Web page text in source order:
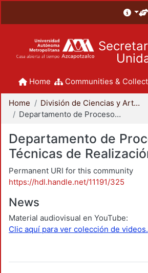
Home Communities &
Home
División de Ciencias y Artes para el Diseño
Departamento de Procesos y Técnicas de Realización
Departamento de
Técnicas de
Permanent URI for this community
https://hdl.handle.net/11191/325
News
Material audiovisual en YouTube:
Clic aquí para ver colección de videos.